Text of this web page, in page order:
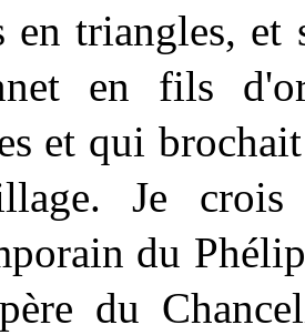
en triangles, et
en fils
et qui
Je
du
du